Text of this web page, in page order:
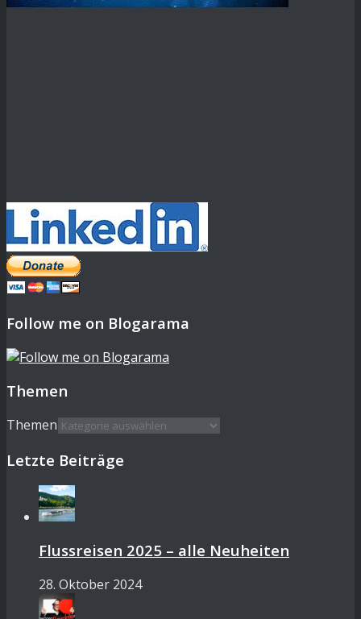
Follow me on Blogarama
Themen
Themen
Letzte Beiträge
Flussreisen 2025 – alle Neuheiten
28. Oktober 2024